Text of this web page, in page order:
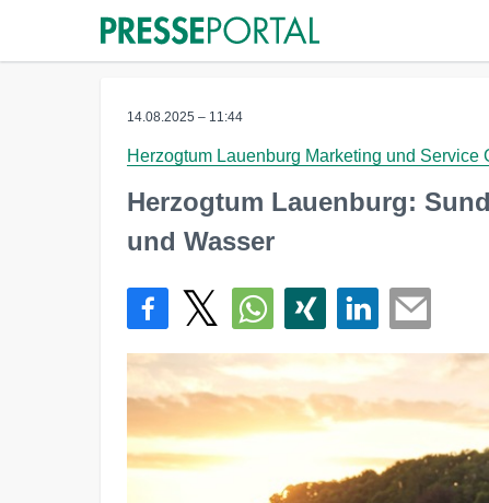
14.08.2025 – 11:44
Herzogtum Lauenburg Marketing und Service
Herzogtum Lauenburg:
und Wasser